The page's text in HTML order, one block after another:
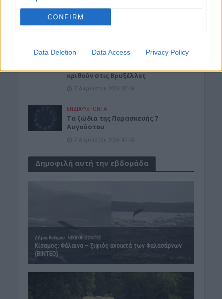
CONFIRM
Data Deletion Data Access Privacy Policy
Ζωιδάκη, Τζουγανάκη και δωρεάν
κρασί!
ΑΘΛΗΤΙΚΑ
Europa League: Η Άντερλεχτ νίκησε 1-0
κριθούν στις Βρυξέλλες
7 Αυγούστου 2026 07:46
ΕΝΔΙΑΦΕΡΟΝΤΑ
Tα ζώδια της Παρασκευής 7
Αυγούστου
7 Αυγούστου 2026 07:43
Δημοφιλή αυτή την εβδομάδα